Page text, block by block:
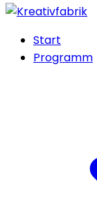
Start
Programm